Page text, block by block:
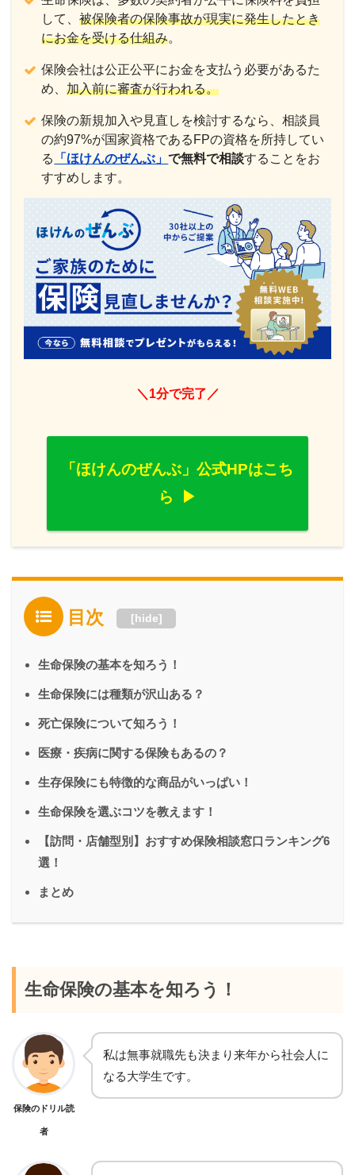
して、被保険者の保険事故が現実に発生したとき
にお金を受ける仕組み。
保険会社は公正公平にお金を支払う必要があるた
め、加入前に審査が行われる。
保険の新規加入や見直しを検討するなら、相談員
の約97%が国家資格であるFPの資格を所持してい
る
「ほけんのぜんぶ」で無料で相談することをお
すすめします。
＼1分で完了／
「ほけんのぜんぶ」公式HPはこち
ら
目次 [hide]
生命保険の基本を知ろう！
生命保険には種類が沢山ある？
死亡保険について知ろう！
医療・疾病に関する保険もあるの？
生存保険にも特徴的な商品がいっぱい！
生命保険を選ぶコツを教えます！
【訪問・店舗型別】おすすめ保険相談窓口ランキング6
選！
まとめ
生命保険の基本を知ろう！
保険のドリル読
者
私は無事就職先も決まり来年から社会人に
なる大学生です。